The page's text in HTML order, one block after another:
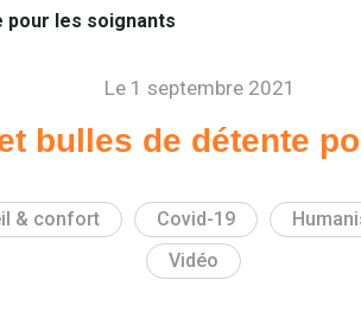
les soignants
Le 1 septembre 2021
bulles de détente
& confort Covid-19
Vidéo